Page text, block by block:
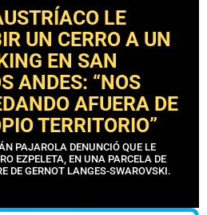
LE
UN CERRO A UN
EN SAN
ANDES: “NOS
AFUERA DE
TERRITORIO”
PAJAROLA DENUNCIÓ QUE LE
EZPELETA, EN UNA PARCELA DE
DE GERNOT LANGES-SWAROVSKI.